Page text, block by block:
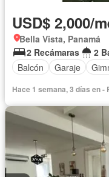
USD$ 2,000/
Bella Vista, Panamá
2 Recámaras
2
Balcón
Garaje
Hace 1 semana, 3 días en -